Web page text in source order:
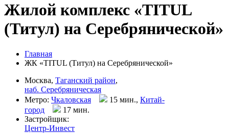
Жилой комплекс «TITUL
(Титул) на Серебрянической»
Главная
ЖК «TITUL (Титул) на Серебрянической»
Москва, Таганский район,
наб. Серебряническая
Метро: Чкаловская 15 мин., Китай-
город
17 мин.
Застройщик:
Центр-Инвест